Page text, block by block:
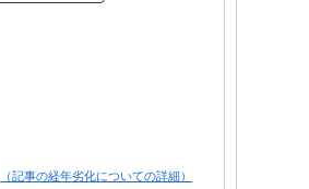
（記事の経年劣化についての詳細）